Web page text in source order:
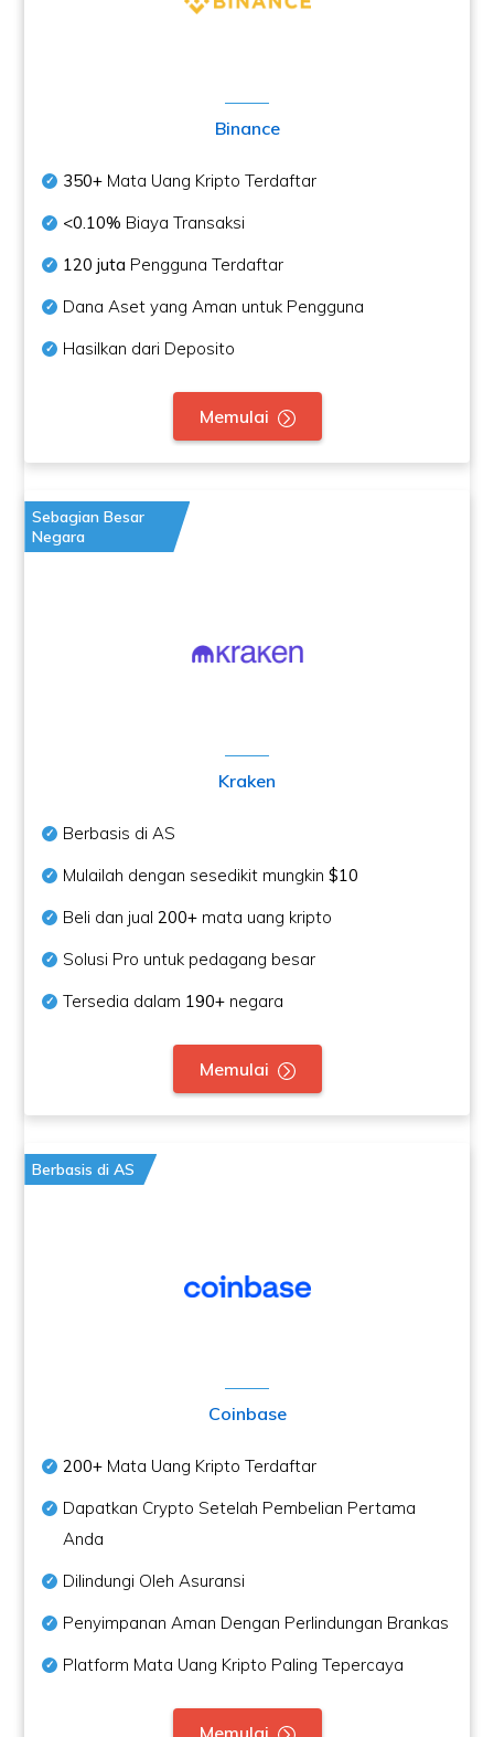
Binance
350+ Mata Uang Kripto Terdaftar
<0.10% Biaya Transaksi
120 juta Pengguna Terdaftar
Dana Aset yang Aman untuk Pengguna
Hasilkan dari Deposito
Memulai
Sebagian Besar
Negara
Kraken
Berbasis di AS
Mulailah dengan sesedikit mungkin$10
Beli dan jual200+ mata uang kripto
Solusi Pro untuk pedagang besar
Tersedia dalam 190+ negara
Memulai
Berbasis di AS
Coinbase
200+ Mata Uang Kripto Terdaftar
Dapatkan Crypto Setelah Pembelian Pertama
Anda
Dilindungi Oleh Asuransi
Penyimpanan Aman Dengan Perlindungan Brankas
Platform Mata Uang Kripto Paling Tepercaya
Memulai